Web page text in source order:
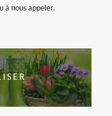
à nous appeler.